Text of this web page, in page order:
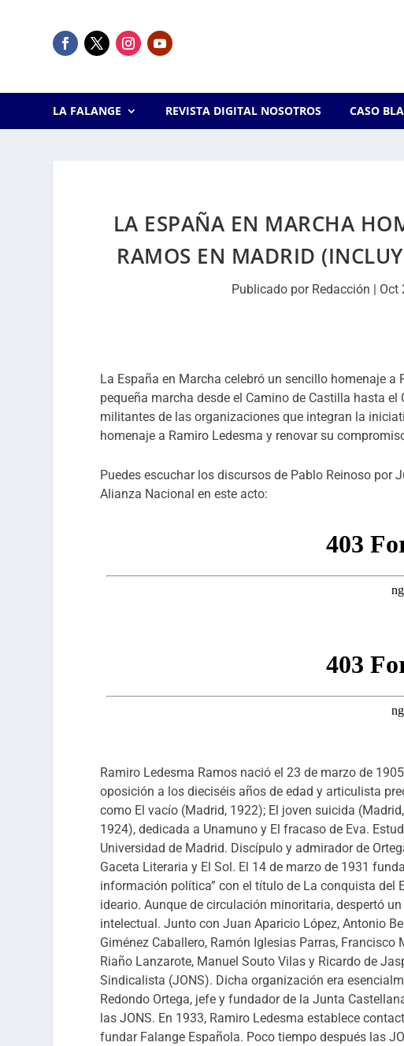
LA FALANGE REVISTA DIGITAL NOSOTROS CASO
LA ESPAÑA EN MARCHA
RAMOS EN MADRID
Publicado por Redacción | Oct
La España en Marcha celebró un sencillo homenaje
pequeña marcha desde el Camino de Castilla hasta
militantes de las organizaciones que integran la
homenaje a Ramiro Ledesma y renovar su
Puedes escuchar los discursos de Pablo Reinoso por
Alianza Nacional en este acto:
Ramiro Ledesma Ramos nació el 23 de marzo de
oposición a los dieciséis años de edad y articulista
como El vacío (Madrid, 1922); El joven suicida
1924), dedicada a Unamuno y El fracaso de Eva.
Universidad de Madrid. Discípulo y admirador de
Gaceta Literaria y El Sol. El 14 de marzo de 1931
información política” con el título de La conquista del
ideario. Aunque de circulación minoritaria, despertó
intelectual. Junto con Juan Aparicio López, Antonio
Giménez Caballero, Ramón Iglesias Parras,
Riaño Lanzarote, Manuel Souto Vilas y Ricardo de
Sindicalista (JONS). Dicha organización era
Redondo Ortega, jefe y fundador de la Junta
las JONS. En 1933, Ramiro Ledesma establece
fundar Falange Española. Poco tiempo después las